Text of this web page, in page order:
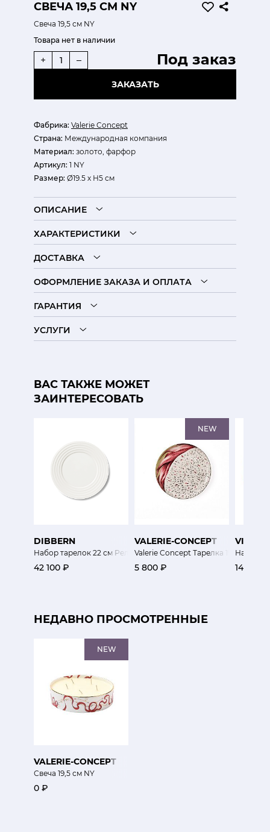
СВЕЧА 19,5 СМ NY
Свеча 19,5 см NY
Фабрика: Valerie Concept
Страна: Международная компания
Материал: золото, фарфор
Артикул: 1 NY
Размер: Ø19.5 х Н5 см
Товара нет в наличии
Под заказ
+ –
ЗАКАЗАТЬ
ОПИСАНИЕ
ХАРАКТЕРИСТИКИ
ДОСТАВКА
ОФОРМЛЕНИЕ ЗАКАЗА И ОПЛАТА
ГАРАНТИЯ
УСЛУГИ
ВАС ТАКЖЕ МОЖЕТ
ЗАИНТЕРЕСОВАТЬ
DIBBERN
Набор тарелок 22 см Рельеф
42 100 ₽
NEW
VALERIE-CONCEPT
Valerie Concept Тарелка 19.7 см Экзо
5 800 ₽
VISTA
Набор
14 600
НЕДАВНО ПРОСМОТРЕННЫЕ
NEW
VALERIE-CONCEPT
Свеча 19,5 см NY
0 ₽